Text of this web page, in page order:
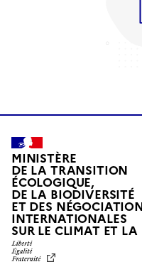
MINISTÈRE
DE LA TRANSITION
ÉCOLOGIQUE,
DE LA BIODIVERSITÉ
ET DES
INTERNATIONALES
SUR LE CLIMAT ET LA